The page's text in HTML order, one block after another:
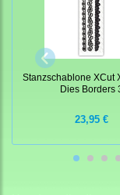
Stanzschablone XCut
Dies Borders
23,95 €